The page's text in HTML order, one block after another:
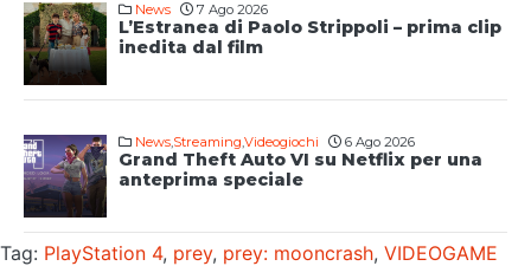
News 7 Ago 2026
L’Estranea di Paolo Strippoli – prima clip
inedita dal film
News,Streaming,Videogiochi 6 Ago 2026
Grand Theft Auto VI su Netflix per una
anteprima speciale
Tag: PlayStation 4, prey, prey: mooncrash, VIDEOGAME